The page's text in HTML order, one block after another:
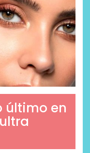
último en